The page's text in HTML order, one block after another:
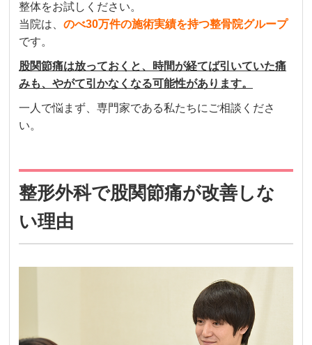
整体をお試しください。
当院は、のべ30万件の施術実績を持つ整骨院グループ
です。
股関節痛は放っておくと、時間が経てば引いていた痛
みも、やがて引かなくなる可能性があります。
一人で悩まず、専門家である私たちにご相談くださ
い。
整形外科で股関節痛が改善しな
い理由